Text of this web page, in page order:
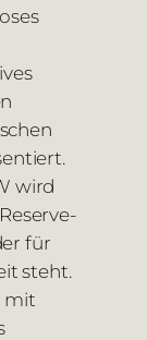
wird
für
steht.
mit